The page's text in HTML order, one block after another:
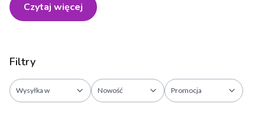
Czytaj więcej
Filtry
Wysyłka w Nowość Promocja